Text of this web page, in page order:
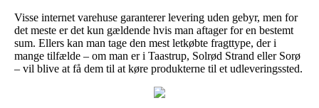
Visse internet varehuse garanterer levering uden gebyr, men for
det meste er det kun gældende hvis man aftager for en bestemt
sum. Ellers kan man tage den mest letkøbte fragttype, der i
mange tilfælde – om man er i Taastrup, Solrød Strand eller Sorø
– vil blive at få dem til at køre produkterne til et udleveringssted.